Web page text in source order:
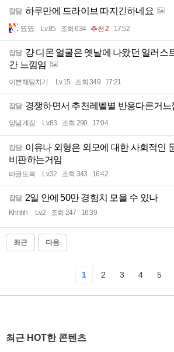
잡담 하루만에 드라이브 따지긴하네요
뚀뚀 Lv.85 조회 634 추천 2 17:52
잡담 걍 디몬 얼굴은 옛날에 나왔던 일러스
간 느낌임
이쁜채팅치기 Lv.15 조회 349 17:21
잡담 경쟁하면서 추천레벨별 반응다른거느
양념게장 Lv.83 조회 290 17:04
잡담 이유나 외형은 외모에 대한 사회적인
비판하는거임
바글또복 Lv.32 조회 343 16:42
잡담 2일 안에 50만 경험치 모을 수 있나
Khhhh Lv.2 조회 247 16:39
최근 다음
1 2 3 4 5
최근 HOT한 콘텐츠